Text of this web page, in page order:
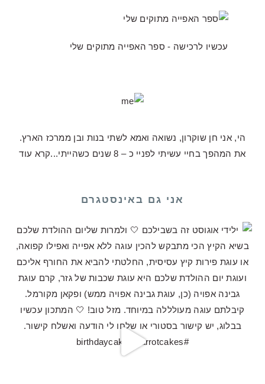
עכשיו לרכישה - ספר האפייה מתוקים שלי
הי, אני חן שוקרון, נשואה ואמא לשתי בנות ובן ממרכז הארץ.
את המהפך בחיי עשיתי לפניי כ – 8 שנים כשהייתי...
קרא עוד
אני גם באינסטגרם